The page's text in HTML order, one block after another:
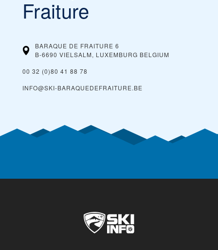
Fraiture
BARAQUE DE FRAITURE 6
B-6690 VIELSALM, LUXEMBURG BELGIUM
00 32 (0)80 41 88 78
INFO@SKI-BARAQUEDEFRAITURE.BE